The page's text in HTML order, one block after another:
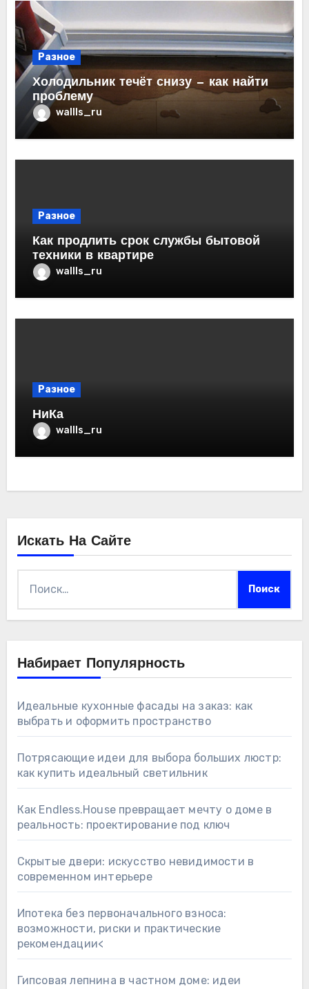
Разное
Холодильник течёт снизу — как найти
проблему
wallls_ru
Разное
Как продлить срок службы бытовой
техники в квартире
wallls_ru
Разное
НиКа
wallls_ru
Искать На Сайте
Набирает Популярность
Идеальные кухонные фасады на заказ: как
выбрать и оформить пространство
Потрясающие идеи для выбора больших люстр:
как купить идеальный светильник
Как Endless.House превращает мечту о доме в
реальность: проектирование под ключ
Скрытые двери: искусство невидимости в
современном интерьере
Ипотека без первоначального взноса:
возможности, риски и практические
рекомендации<
Гипсовая лепнина в частном доме: идеи